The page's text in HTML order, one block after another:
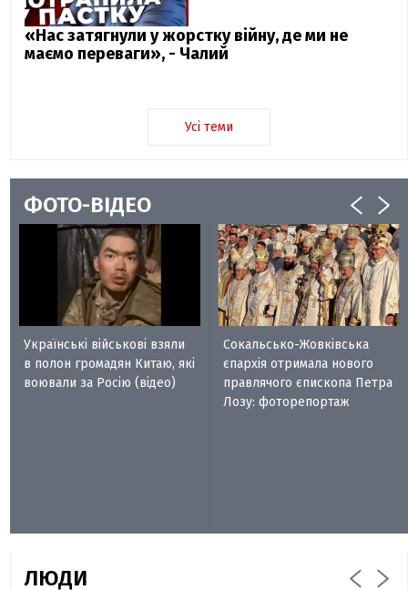
«Нас затягнули у жорстку війну, де ми не
маємо переваги», - Чалий
Усі теми
ФОТО-ВІДЕО
Українські військові взяли
в полон громадян Китаю, які
воювали за Росію (відео)
Сокальсько-Жовківська
єпархія отримала нового
правлячого єпископа Петра
Лозу: фоторепортаж
ЛЮДИ